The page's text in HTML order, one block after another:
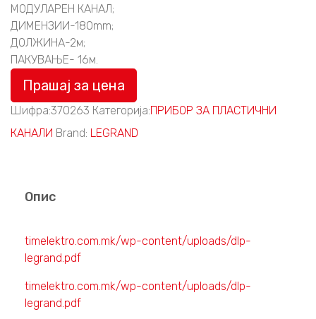
МОДУЛАРЕН КАНАЛ;
ДИМЕНЗИИ-180mm;
ДОЛЖИНА-2м;
ПАКУВАЊЕ- 16м.
Прашај за цена
Шифра:370263 Категорија:ПРИБОР ЗА ПЛАСТИЧНИ
КАНАЛИ Brand: LEGRAND
Опис
timelektro.com.mk/wp-content/uploads/dlp-
legrand.pdf
timelektro.com.mk/wp-content/uploads/dlp-
legrand.pdf